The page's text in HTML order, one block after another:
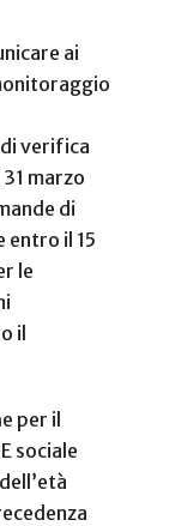
ai
verifica
marzo
di
il 15
le
il
per il
sociale